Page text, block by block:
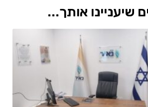
שיעניינו אותך...